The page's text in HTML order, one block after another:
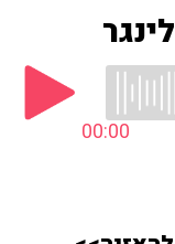
00:00